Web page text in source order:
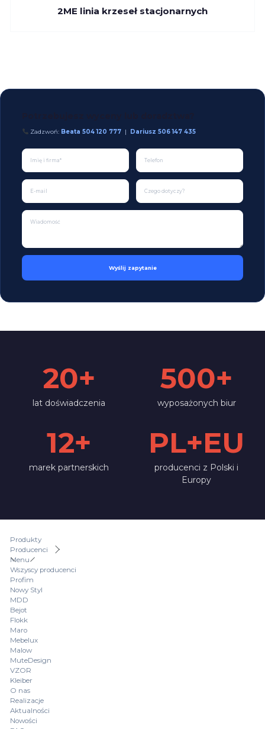
2ME linia krzeseł stacjonarnych
Zadzwoń: Beata 504 120 777 | Dariusz 506 147 435
Wyślij zapytanie
20+
lat doświadczenia
500+
wyposażonych biur
12+
marek partnerskich
PL+EU
producenci z Polski i
Europy
Produkty
Producenci
Menu
Wszyscy producenci
Profim
Nowy Styl
MDD
Bejot
Flokk
Maro
Mebelux
Malow
MuteDesign
VZOR
Kleiber
O nas
Realizacje
Aktualności
Nowości